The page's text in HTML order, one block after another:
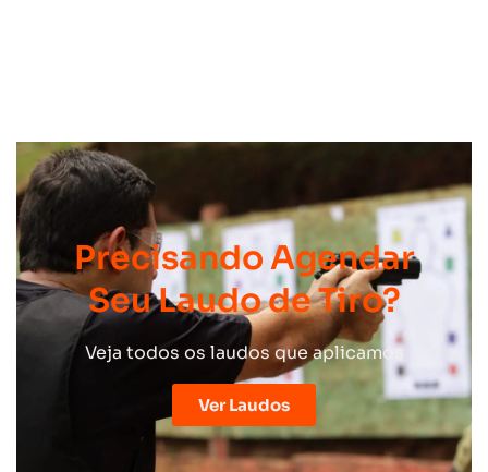
Precisando Agendar
Seu Laudo de Tiro?
Veja todos os laudos que aplicamos
Ver Laudos